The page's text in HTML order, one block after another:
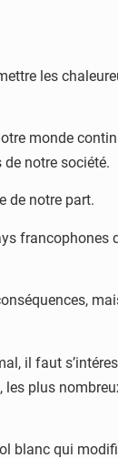
les
monde
notre société.
de notre part.
francophones
il faut
plus
blanc qui